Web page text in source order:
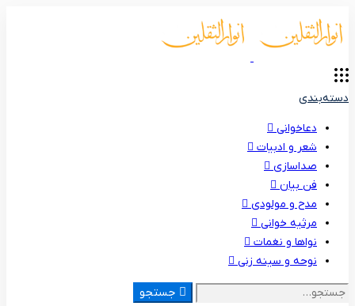
دسته‌بندی
دعاخوانی
شعر و ادبیات
صداسازی
فن بیان
مدح و مولودی
مرثیه خوانی
نواها و نغمات
نوحه و سینه زنی
جستجو
جستجو